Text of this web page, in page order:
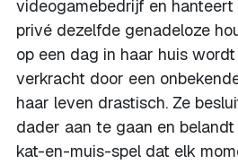
videogamebedrijf en
privé dezelfde genadeloze
op een dag in haar huis
verkracht door een
haar leven drastisch. Ze
dader aan te gaan en
kat-en-muis-spel dat elk